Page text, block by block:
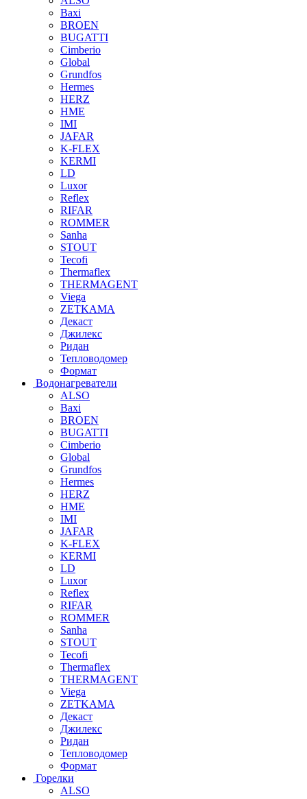
Baxi
BROEN
BUGATTI
Cimberio
Global
Grundfos
Hermes
HERZ
HME
IMI
JAFAR
K-FLEX
KERMI
LD
Luxor
Reflex
RIFAR
ROMMER
Sanha
STOUT
Tecofi
Thermaflex
THERMAGENT
Viega
ZETKAMA
Декаст
Джилекс
Ридан
Тепловодомер
Формат
Водонагреватели
ALSO
Baxi
BROEN
BUGATTI
Cimberio
Global
Grundfos
Hermes
HERZ
HME
IMI
JAFAR
K-FLEX
KERMI
LD
Luxor
Reflex
RIFAR
ROMMER
Sanha
STOUT
Tecofi
Thermaflex
THERMAGENT
Viega
ZETKAMA
Декаст
Джилекс
Ридан
Тепловодомер
Формат
Горелки
ALSO